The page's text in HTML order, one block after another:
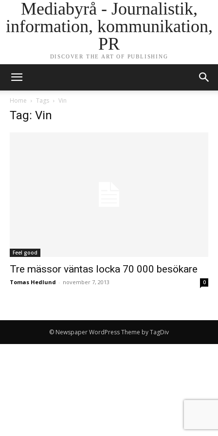
Mediabyrå - Journalistik,
information, kommunikation,
PR
DISCOVER THE ART OF PUBLISHING
Home Tags Vin
Tag: Vin
Feel good
Tre mässor väntas locka 70 000 besökare
Tomas Hedlund - november 7, 2013 0
© Newspaper WordPress Theme by TagDiv